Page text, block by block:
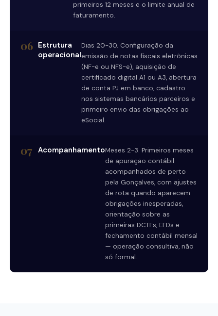
primeiros 12 meses e o limite anual de
faturamento.
06 Estrutura
operacional
Dias 20-30. Configuração da
emissão de notas fiscais eletrônicas
(NF-e ou NFS-e), aquisição de
certificado digital A1 ou A3, abertura
de conta PJ em banco, cadastro
nos sistemas bancários parceiros e
primeiro envio das obrigações ao
eSocial.
07 AcompanhamentoMeses 2-3. Primeiros meses
de apuração contábil
acompanhados de perto
pela Gonçalves, com ajustes
de rota quando aparecem
obrigações inesperadas,
orientação sobre as
primeiras DCTFs, EFDs e
fechamento contábil mensal
— operação consultiva, não
só formal.